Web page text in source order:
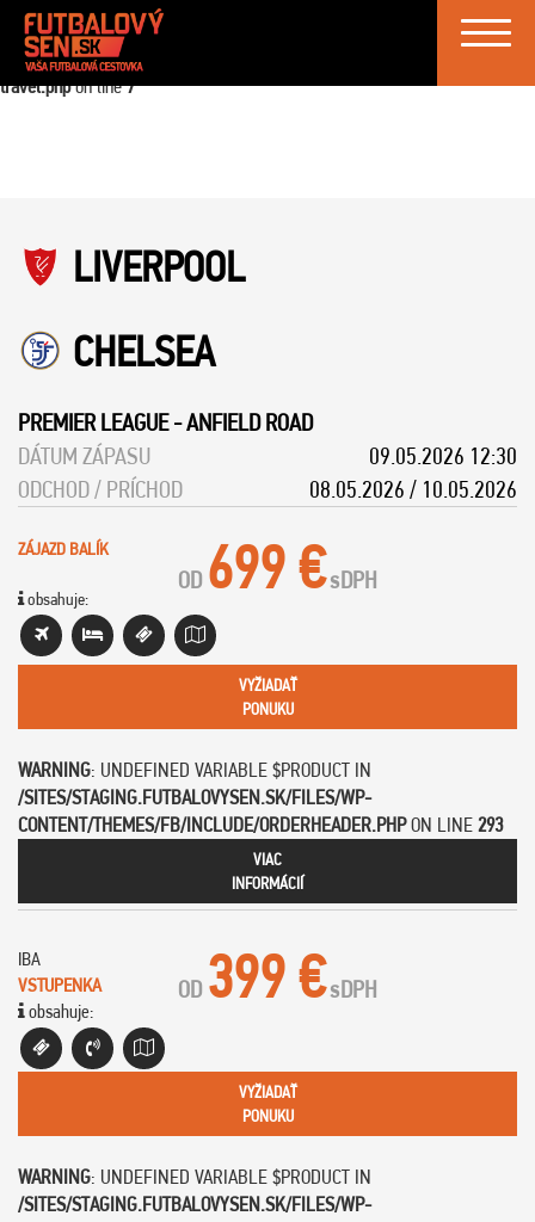
Toggle
Warning: Attempt to read property "ID" on false in
/sites/staging.futbalovysen.sk/files/wp-content/themes/fb/single-
travel.phpon line7
LIVERPOOL
CHELSEA
PREMIER LEAGUE-ANFIELD ROAD
DÁTUM ZÁPASU
09.05.2026 12:30
ODCHOD / PRÍCHOD
08.05.2026 / 10.05.2026
ZÁJAZD BALÍK
obsahuje:
OD 699 €sDPH
VYŽIADAŤ
PONUKU
WARNING: UNDEFINED VARIABLE $PRODUCT IN
/SITES/STAGING.FUTBALOVYSEN.SK/FILES/WP-
CONTENT/THEMES/FB/INCLUDE/ORDERHEADER.PHPON LINE 293
VIAC
INFORMÁCIÍ
IBA
VSTUPENKA
obsahuje:
OD 399 €sDPH
VYŽIADAŤ
PONUKU
WARNING: UNDEFINED VARIABLE $PRODUCT IN
/SITES/STAGING.FUTBALOVYSEN.SK/FILES/WP-